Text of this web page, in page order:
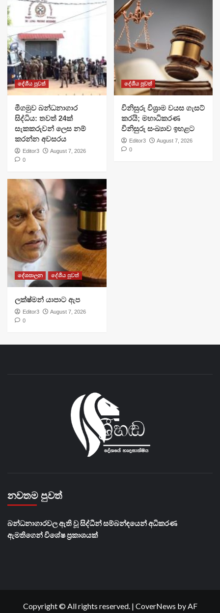
දේශීය පුවත්
මීගමුව බන්ධනාගාර
සිද්ධිය: තවත් 24ක්
සැකකරුවන් ලෙස නම්
කරන්න අවසරය
Editor3
August 7, 2026
0
දේශීය පුවත්
විනිසුරු විශ්‍රාම වයස ගැසට්
කරයි; මහාධිකරණ
විනිසුරු සංඛ්‍යාව ඉහළට
Editor3
August 7, 2026
0
දේශපාලන දේශීය පුවත්
ලක්ෂ්මන් යාපාට ඇප
Editor3
August 7, 2026
0
නවතම පුවත්
බන්ධනාගාරවල ඇති වූ සිද්ධීන් සම්බන්ඳයෙන් අධිකරණ
ඇමතිගෙන් විශේෂ ප්‍රකාශයක්
Copyright © All rights reserved. | CoverNews by AF